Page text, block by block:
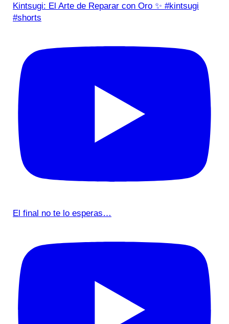
Kintsugi: El Arte de Reparar con Oro ✨ #kintsugi
#shorts
El final no te lo esperas…